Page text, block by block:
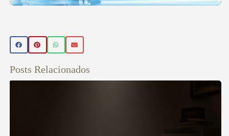
Posts Relacionados